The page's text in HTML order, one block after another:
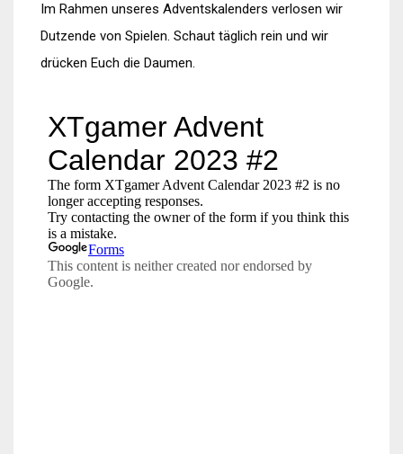
Im Rahmen unseres Adventskalenders verlosen wir
Dutzende von Spielen. Schaut täglich rein und wir
drücken Euch die Daumen.